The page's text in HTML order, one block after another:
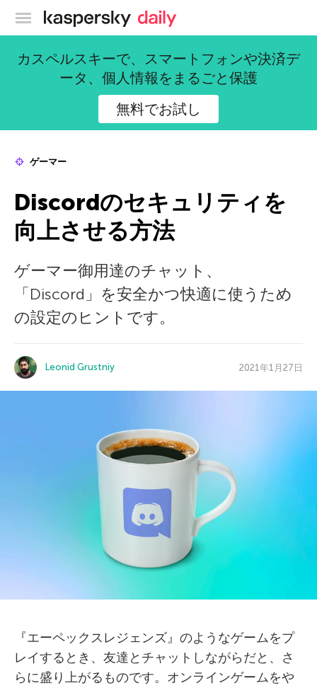
カスペルスキー公式ブログ
カスペルスキーで、スマートフォンや決済デ
ータ、個人情報をまるごと保護
無料でお試し
ゲーマー
Discordのセキュリティを
向上させる方法
ゲーマー御用達のチャット、
「Discord」を安全かつ快適に使うため
の設定のヒントです。
Leonid Grustniy 2021年1月27日
『エーペックスレジェンズ』のようなゲームをプ
レイするとき、友達とチャットしながらだと、さ
らに盛り上がるものです。オンラインゲームをや